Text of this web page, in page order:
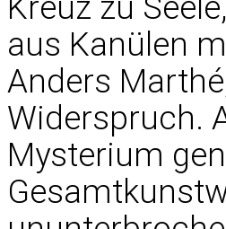
aus Kanülen
Anders
Widerspruch.
Mysterium